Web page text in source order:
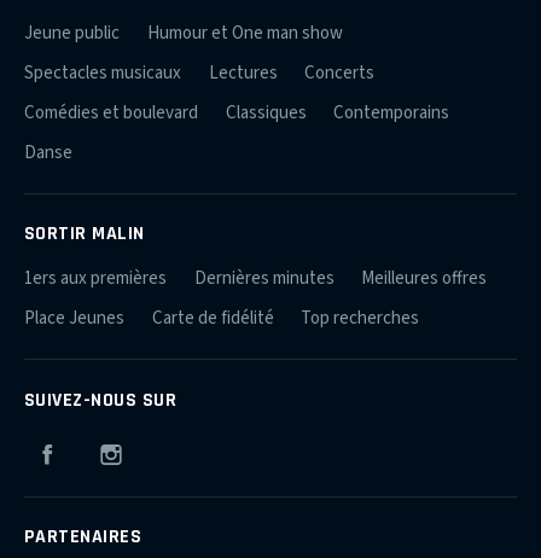
Jeune public
Humour et One man show
Spectacles musicaux
Lectures
Concerts
Comédies et boulevard
Classiques
Contemporains
Danse
SORTIR MALIN
1ers aux premières Dernières minutes
Meilleures offres
Place Jeunes
Carte de fidélité Top recherches
SUIVEZ-NOUS SUR
Facebook
PARTENAIRES